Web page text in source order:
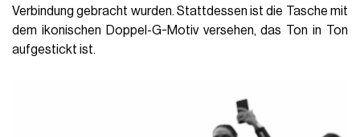
Verbindung gebracht wurden. Stattdessen ist die Tasche mit
dem ikonischen Doppel-G-Motiv versehen, das Ton in Ton
aufgestickt ist.